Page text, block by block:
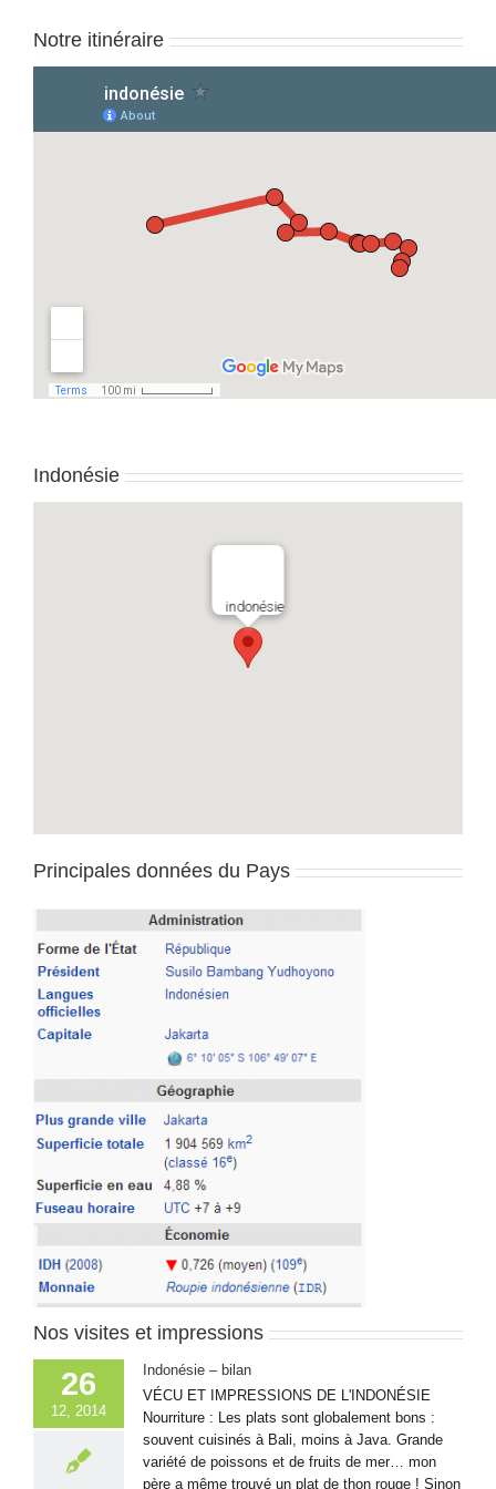
Notre itinéraire
Indonésie
indonésie
Principales données du Pays
Nos visites et impressions
26
12, 2014
Indonésie – bilan
VÉCU ET IMPRESSIONS DE L'INDONÉSIE
Nourriture : Les plats sont globalement bons :
souvent cuisinés à Bali, moins à Java. Grande
variété de poissons et de fruits de mer… mon
père a même trouvé un plat de thon rouge ! Sinon